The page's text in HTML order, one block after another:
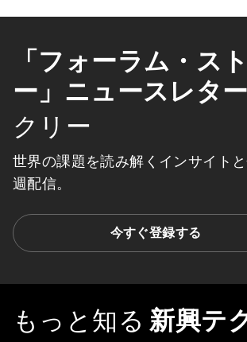
「フォーラム・ス
ー」ニュースレター
クリー
世界の課題を読み解くインサイト
週配信。
今すぐ登録する
もっと知る 新興テ